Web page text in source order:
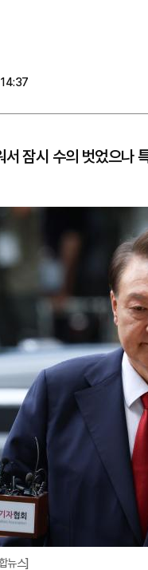
잠시 수의 벗었으나
뉴스]